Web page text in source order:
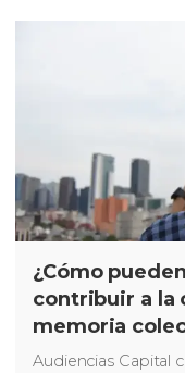
¿Cómo
contribuir a la
memoria
Audiencias Capital